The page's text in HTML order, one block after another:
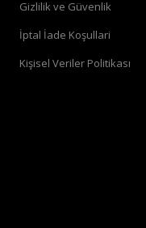
Gizlilik ve Güvenlik
İptal İade Koşullari
Kişisel Veriler Politikası